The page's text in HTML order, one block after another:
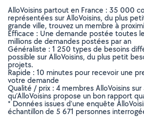
AlloVoisins partout en France : 35 000
représentées sur AlloVoisins, du plus
grande ville, trouvez un membre à
Efficace : Une demande postée toutes
millions de demandes postées par an
Généraliste : 1 250 types de besoins
possible sur AlloVoisins, du plus petit
projets.
Rapide : 10 minutes pour recevoir une
votre demande
Qualité / prix : 4 membres AlloVoisins
qu’AlloVoisins propose un bon rapport
* Données issues d’une enquête
échantillon de 5 671 personnes